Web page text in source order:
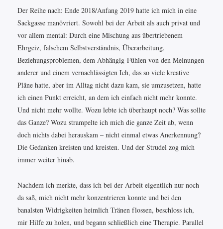
Der Reihe nach: Ende 2018/Anfang 2019 hatte ich mich in eine
Sackgasse manövriert. Sowohl bei der Arbeit als auch privat und
vor allem mental: Durch eine Mischung aus übertriebenem
Ehrgeiz, falschem Selbstverständnis, Überarbeitung,
Beziehungsproblemen, dem Abhängig-Fühlen von den Meinungen
anderer und einem vernachlässigten Ich, das so viele kreative
Pläne hatte, aber im Alltag nicht dazu kam, sie umzusetzen, hatte
ich einen Punkt erreicht, an dem ich einfach nicht mehr konnte.
Und nicht mehr wollte. Wozu lebte ich überhaupt noch? Was sollte
das Ganze? Wozu strampelte ich mich die ganze Zeit ab, wenn
doch nichts dabei herauskam – nicht einmal etwas Anerkennung?
Die Gedanken kreisten und kreisten. Und der Strudel zog mich
immer weiter hinab.
Nachdem ich merkte, dass ich bei der Arbeit eigentlich nur noch
da saß, mich nicht mehr konzentrieren konnte und bei den
banalsten Widrigkeiten heimlich Tränen flossen, beschloss ich,
mir Hilfe zu holen, und begann schließlich eine Therapie. Parallel